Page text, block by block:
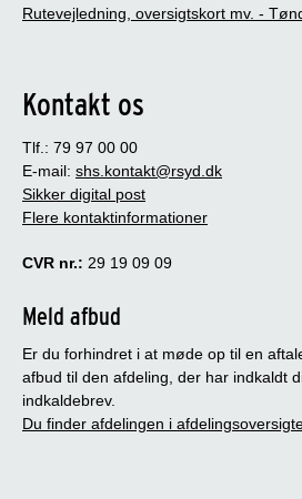
Rutevejledning, oversigtskort mv. -
Kontakt os
Tlf.: 79 97 00 00
E-mail: shs.kontakt@rsyd.dk
Sikker digital post
Flere kontaktinformationer
CVR nr.: 29 19 09 09
Meld afbud
Er du forhindret i at møde op til en
afbud til den afdeling, der har indkaldt
indkaldebrev.
Du finder afdelingen i